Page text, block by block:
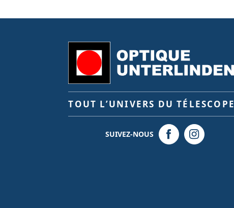
TOUT L’UNIVERS DU TÉLESCOPE
SUIVEZ-NOUS